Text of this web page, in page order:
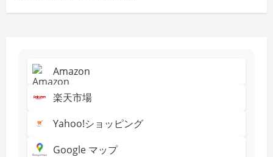
Amazon
楽天市場
Yahoo!ショッピング
Google マップ